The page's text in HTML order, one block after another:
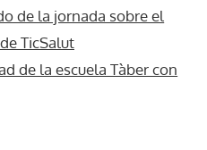
de la jornada sobre el
TicSalut
de la escuela Tàber con